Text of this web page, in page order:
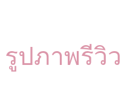
รูปภาพรีวิว